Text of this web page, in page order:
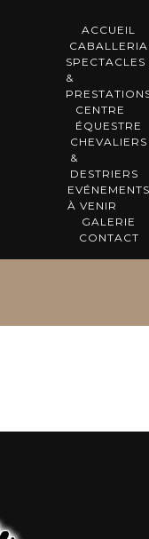
ACCUEIL
CABALLERIA
SPECTACLES
&
CENTRE
ÉQUESTRE
CHEVALIERS
&
DESTRIERS
À VENIR
GALERIE
CONTACT